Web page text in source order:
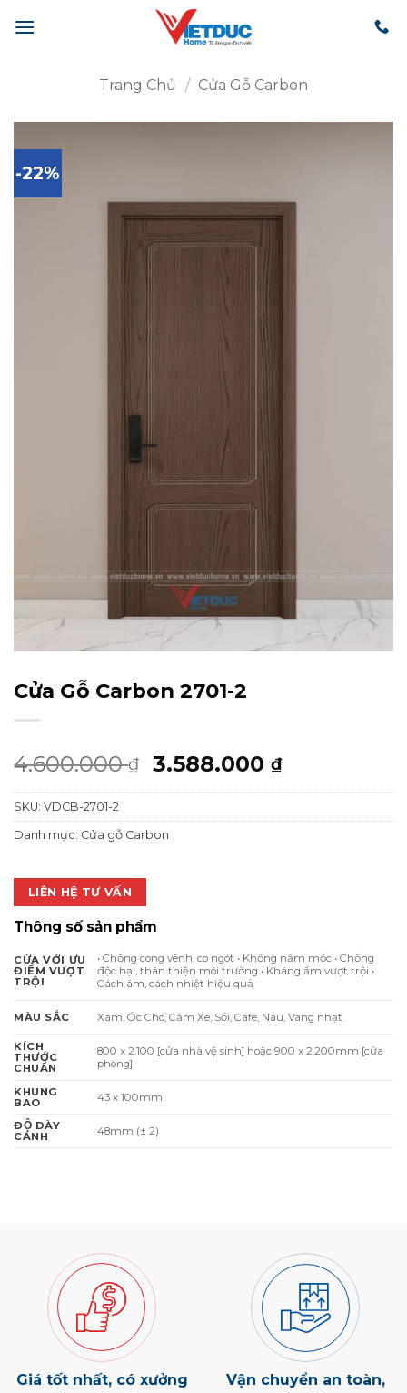
qua
Trang Chủ / Cửa Gỗ Carbon
-22%
Cửa Gỗ Carbon 2701-2
4.600.000₫
Giá
gốc
là:
4.600.000 ₫.
3.588.000 ₫Giá
hiện
tại
SKU: VDCB-2701-2
Danh mục: Cửa gỗ Carbon
LIÊN HỆ TƯ VẤN
Thông số sản phẩm
CỬA VỚI ƯU
ĐIỂM VƯỢT
TRỘI
• Chống cong vênh, co ngót • Khống nấm mốc • Chống
độc hại, thân thiện môi trường • Kháng ẩm vượt trội •
Cách âm, cách nhiệt hiệu quả
MÀU SẮC Xám, Óc Chó, Căm Xe, Sồi, Cafe, Nâu, Vàng nhạt.
KÍCH
THƯỚC
CHUẨN
800 x 2.100 [cửa nhà vệ sinh] hoặc 900 x 2.200mm [cửa
phòng]
KHUNG
BAO
43 x 100mm.
ĐỘ DÀY
CÁNH
48mm (± 2)
Giá tốt nhất, có xưởng
Vận chuyển an toàn,